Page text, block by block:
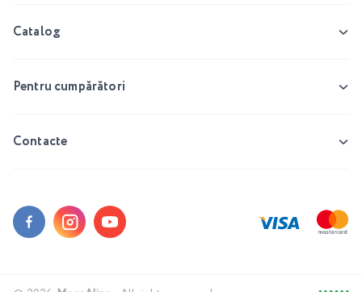
Catalog
Pentru cumpărători
Contacte